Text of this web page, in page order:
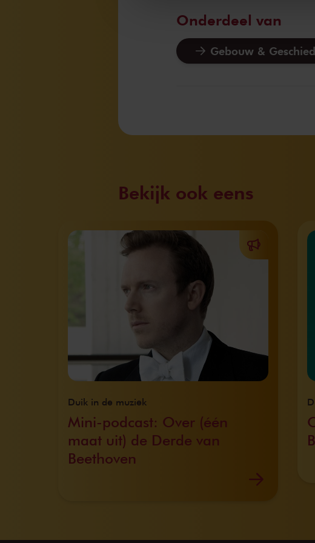
Onderdeel van
Gebouw &
Bekijk ook eens
Mini-podcast: Over (één
maat uit) de Derde van
Beethoven
Duik in de muziek